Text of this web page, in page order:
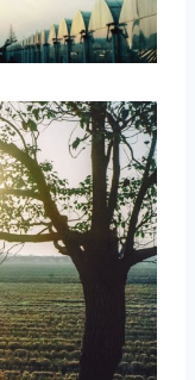
搜索